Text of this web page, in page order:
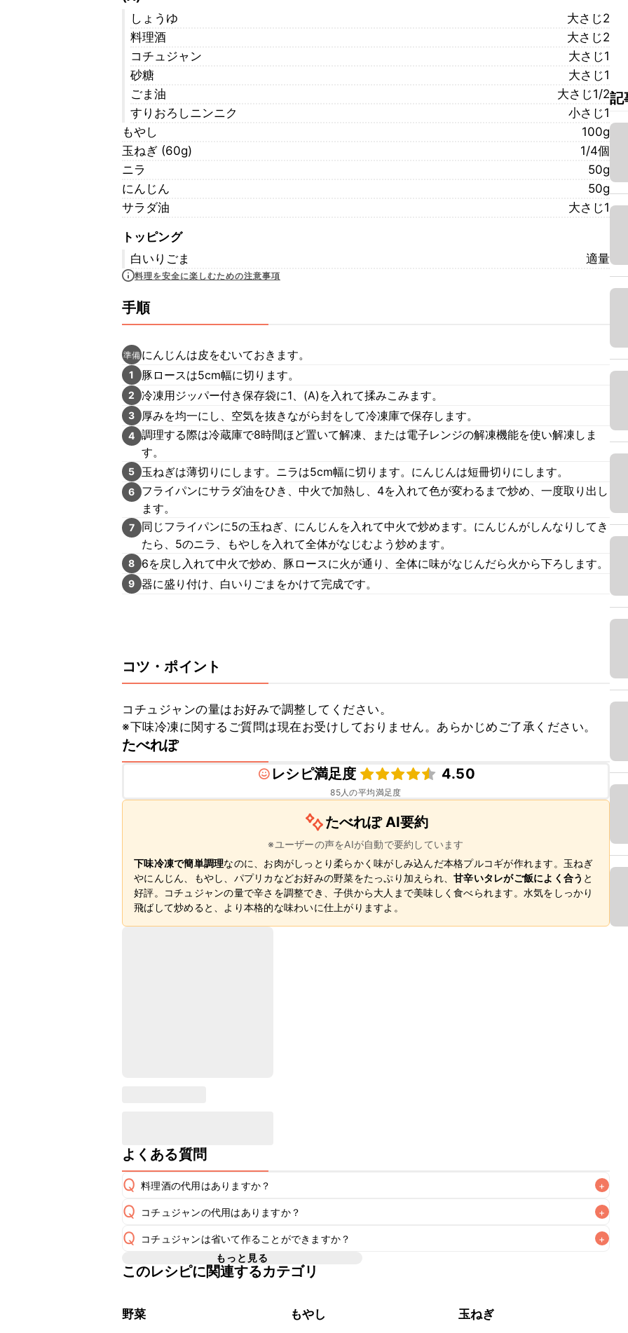
しょうゆ
大さじ2
料理酒
大さじ2
コチュジャン
大さじ1
砂糖
大さじ1
ごま油
大さじ1/2
すりおろしニンニク
小さじ1
もやし
100g
玉ねぎ (60g)
1/4個
ニラ
50g
にんじん
50g
サラダ油
大さじ1
トッピング
白いりごま
適量
料理を安全に楽しむための注意事項
手順
準備 にんじんは皮をむいておきます。
1 豚ロースは5cm幅に切ります。
2 冷凍用ジッパー付き保存袋に1、(A)を入れて揉みこみます。
3 厚みを均一にし、空気を抜きながら封をして冷凍庫で保存します。
4 調理する際は冷蔵庫で8時間ほど置いて解凍、または電子レンジの解凍機能を使い解凍しま
す。
5 玉ねぎは薄切りにします。ニラは5cm幅に切ります。にんじんは短冊切りにします。
6
フライパンにサラダ油をひき、中火で加熱し、4を入れて色が変わるまで炒め、一度取り出し
ます。
7
同じフライパンに5の玉ねぎ、にんじんを入れて中火で炒めます。にんじんがしんなりしてき
たら、5のニラ、もやしを入れて全体がなじむよう炒めます。
8 6を戻し入れて中火で炒め、豚ロースに火が通り、全体に味がなじんだら火から下ろします。
9 器に盛り付け、白いりごまをかけて完成です。
コツ・ポイント
コチュジャンの量はお好みで調整してください。
※下味冷凍に関するご質問は現在お受けしておりません。あらかじめご了承ください。
たべれぽ
レシピ満足度
4.50
85人の平均満足度
たべれぽ AI要約
※ユーザーの声をAIが自動で要約しています
下味冷凍で簡単調理なのに、お肉がしっとり柔らかく味がしみ込んだ本格プルコギが作れます。玉ねぎ
やにんじん、もやし、パプリカなどお好みの野菜をたっぷり加えられ、 甘辛いタレがご飯によく合う と
好評。コチュジャンの量で辛さを調整でき、子供から大人まで美味しく食べられます。水気をしっかり
飛ばして炒めると、より本格的な味わいに仕上がりますよ。
よくある質問
Q 料理酒の代用はありますか？ +
A
Q コチュジャンの代用はありますか？ +
A
Q コチュジャンは省いて作ることができますか？ +
A
使用量が少ない場合は省いてもお作りいただけますが、メインの味付けとして使用している場合は
もっと見る
このレシピに関連するカテゴリ
野菜 もやし 玉ねぎ
記